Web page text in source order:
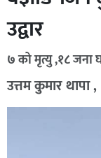
उद्वार
७ को मृत्यु ,१८ जना
उत्तम कुमार थापा ,